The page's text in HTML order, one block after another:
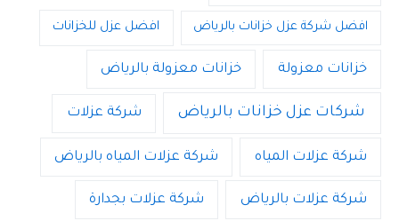
افضل شركة عزل خزانات بالرياض افضل عزل للخزانات
خزانات معزولة خزانات معزولة بالرياض
شركات عزل خزانات بالرياض شركة عزلات
شركة عزلات المياه شركة عزلات المياه بالرياض
شركة عزلات بالرياض شركة عزلات بجدارة